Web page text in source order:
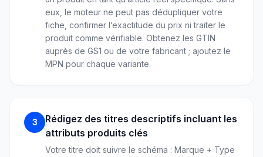
eux, le moteur ne peut pas dédupliquer votre
fiche, confirmer l’exactitude du prix ni traiter le
produit comme vérifiable. Obtenez les GTIN
auprès de GS1 ou de votre fabricant ; ajoutez le
MPN pour chaque variante.
3
Rédigez des titres descriptifs incluant les
attributs produits clés
Votre titre doit suivre le schéma : Marque + Type